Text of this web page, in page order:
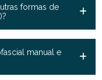
formas de
manual e